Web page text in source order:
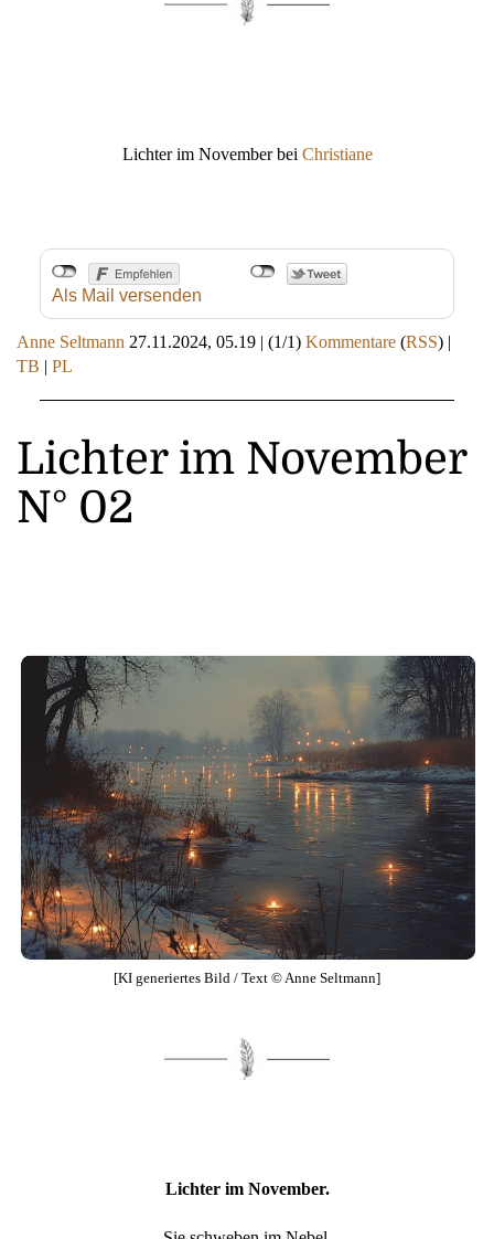
Lichter im November bei Christiane
Als Mail versenden
Anne Seltmann 27.11.2024, 05.19 | (1/1) Kommentare (RSS) |
TB | PL
Lichter im November
N° 02
[KI generiertes Bild / Text © Anne Seltmann]
Lichter im November.